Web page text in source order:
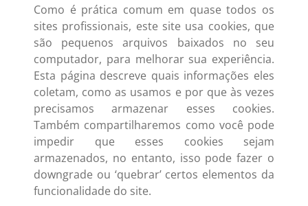
Como é prática comum em quase todos os
sites profissionais, este site usa cookies, que
são pequenos arquivos baixados no seu
computador, para melhorar sua experiência.
Esta página descreve quais informações eles
coletam, como as usamos e por que às vezes
precisamos armazenar esses cookies.
Também compartilharemos como você pode
impedir que esses cookies sejam
armazenados, no entanto, isso pode fazer o
downgrade ou ‘quebrar’ certos elementos da
funcionalidade do site.